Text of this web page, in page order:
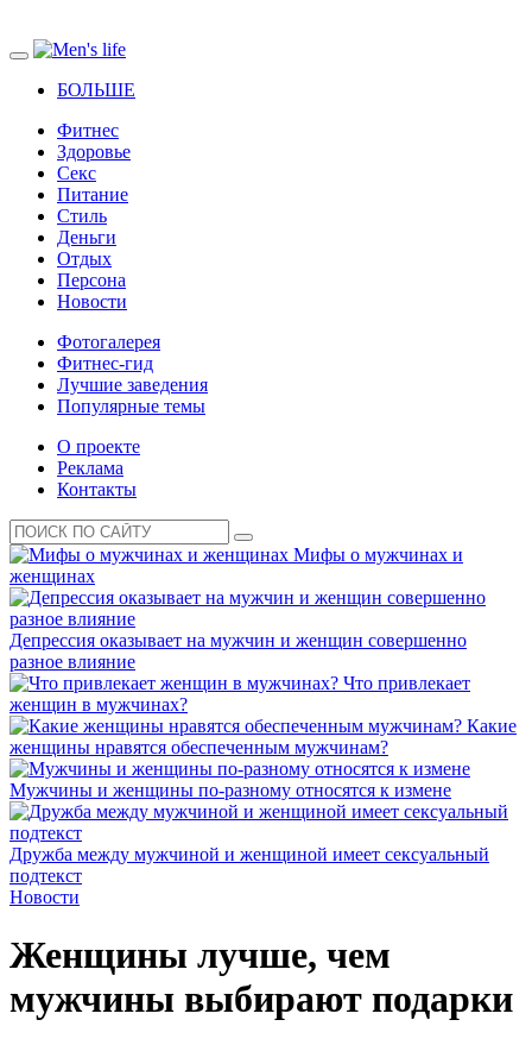
БОЛЬШЕ
Фитнес
Здоровье
Секс
Питание
Стиль
Деньги
Отдых
Персона
Новости
Фотогалерея
Фитнес-гид
Лучшие заведения
Популярные темы
О проекте
Реклама
Контакты
Мифы о мужчинах и
женщинах
Депрессия оказывает на мужчин и женщин совершенно
разное влияние
Что привлекает
женщин в мужчинах?
Какие
женщины нравятся обеспеченным мужчинам?
Мужчины и женщины по-разному относятся к измене
Дружба между мужчиной и женщиной имеет сексуальный
подтекст
Новости
Женщины лучше, чем
мужчины выбирают подарки